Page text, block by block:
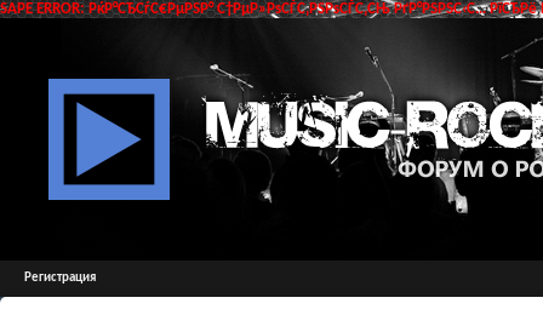
SAPE ERROR: РќР°СЂСѓС€РµРЅР° С†РµР»РѕСЃС‚РЅРѕСЃС‚СЊ РґР°РЅРЅС‹С…
Регистрация